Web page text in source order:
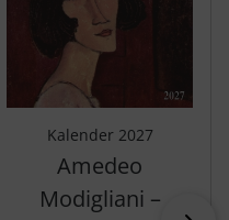
Kalender 2027
Amedeo
Modigliani –